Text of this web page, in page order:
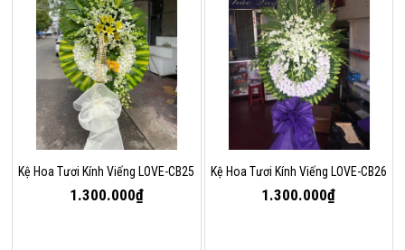
Kệ Hoa Tươi Kính Viếng LOVE-CB25
1.300.000₫
Kệ Hoa Tươi Kính Viếng LOVE-CB26
1.300.000₫